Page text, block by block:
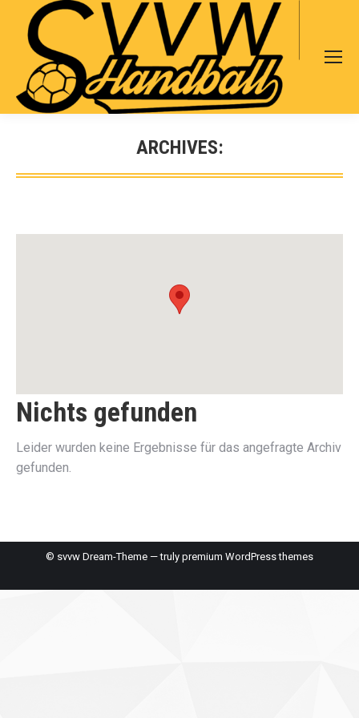
Search:
ARCHIVES:
Sie befinden sich hier:
Nichts gefunden
Leider wurden keine Ergebnisse für das angefragte Archiv
gefunden.
© svvw Dream-Theme — truly premium WordPress themes